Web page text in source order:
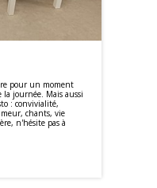
pour un moment
journée. Mais aussi
: convivialité,
chants, vie
n'hésite pas à